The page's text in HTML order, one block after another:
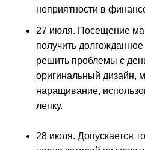
неприятности в
27 июля. Посещение
получить
решить проблемы с
оригинальный дизайн,
наращивание,
лепку.
28 июля. Допускается